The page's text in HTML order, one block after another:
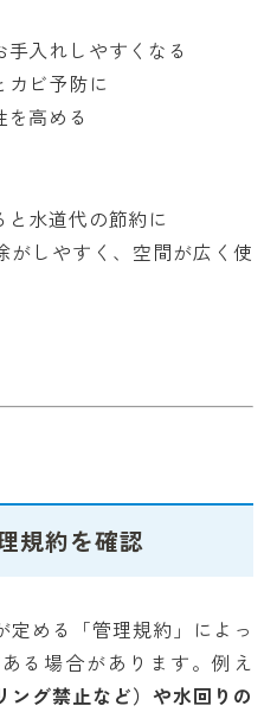
手入れしやすくなる
カビ予防に
を高める
と水道代の節約に
がしやすく、空間が広く使
規約を確認
定める「管理規約」によっ
る場合があります。例え
ング禁止など）や水回りの